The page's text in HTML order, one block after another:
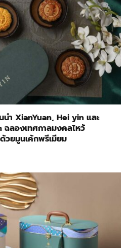
นำ XianYuan, Hei yin และ
ลองเทศกาลมงคลไหว้
วยมูนเค้กพรีเมียม